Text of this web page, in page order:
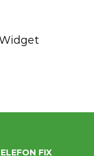
FIX